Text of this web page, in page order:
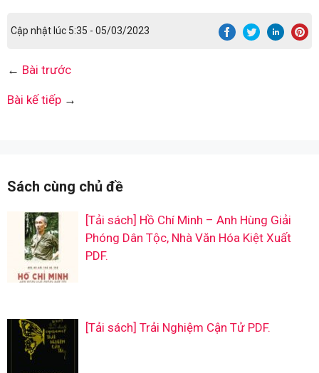
Cập nhật lúc 5:35 - 05/03/2023
← Bài trước
Bài kế tiếp →
Sách cùng chủ đề
[Tải sách] Hồ Chí Minh – Anh Hùng Giải
Phóng Dân Tộc, Nhà Văn Hóa Kiệt Xuất
PDF.
[Tải sách] Trải Nghiệm Cận Tử PDF.